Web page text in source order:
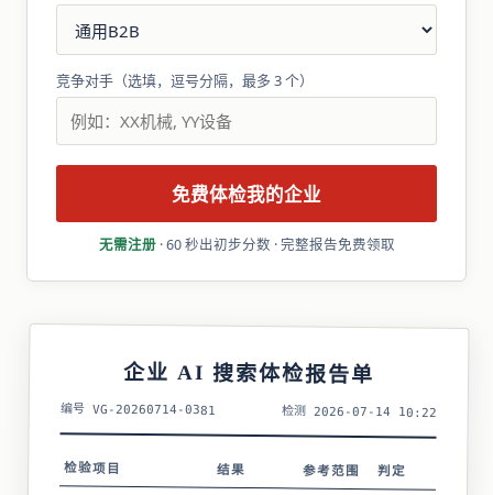
竞争对手（选填，逗号分隔，最多 3 个）
免费体检我的企业
无需注册· 60 秒出初步分数 · 完整报告免费领取
企业 AI 搜索体检报告单
编号 VG-20260714-0381 检测 2026-07-14 10:22
检验项目 结果 参考范围 判定